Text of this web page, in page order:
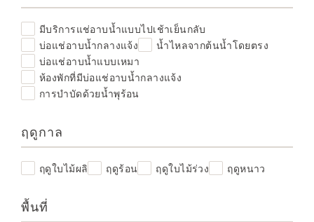
มีบริการแช่อาบน้ำแบบไปเช้าเย็นกลับ
บ่อแช่อาบน้ำกลางแจ้ง
น้ำไหลจากต้นน้ำโดยตรง
บ่อแช่อาบน้ำแบบเหมา
ห้องพักที่มีบ่อแช่อาบน้ำกลางแจ้ง
การบำบัดด้วยน้ำพุร้อน
ฤดูกาล
ฤดูใบไม้ผลิ ฤดูร้อน ฤดูใบไม้ร่วง ฤดูหนาว
พื้นที่